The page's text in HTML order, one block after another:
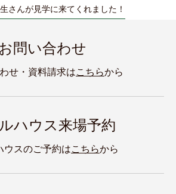
さんが見学に来てくれました！
お問い合わせ
せ・資料請求はこちらから
ハウス来場予約
ウスのご予約はこちらから